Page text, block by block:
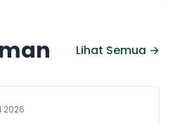
Lihat Semua →
2026